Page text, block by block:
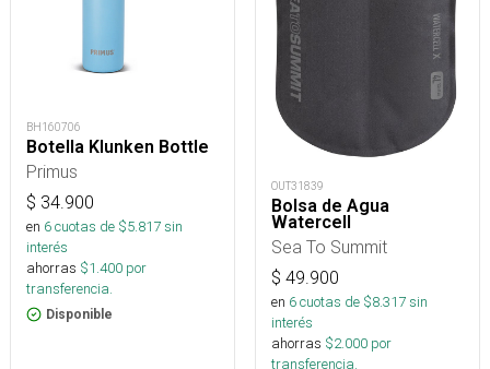
BH160706
Botella Klunken Bottle
Primus
$ 34.900
en 6cuotas de $5.817sin
interés
ahorras $1.400 por
transferencia.
Disponible
OUT31839
Bolsa de Agua
Watercell
Sea To Summit
$ 49.900
en 6cuotas de $8.317sin
interés
ahorras $2.000 por
transferencia.